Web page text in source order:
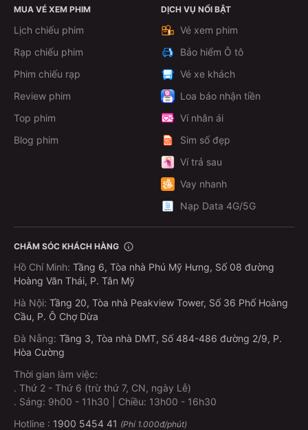
MUA VÉ XEM PHIM
Lịch chiếu phim
Rạp chiếu phim
Phim chiếu rạp
Review phim
Top phim
Blog phim
DỊCH VỤ NỔI BẬT
Vé xem phim
Bảo hiểm Ô tô
Vé xe khách
Loa báo nhận tiền
Ví nhân ái
Sim số đẹp
Ví trả sau
Vay nhanh
Nạp Data 4G/5G
CHĂM SÓC KHÁCH HÀNG
Hồ Chí Minh: Tầng 6, Tòa nhà Phú Mỹ Hưng, Số 08 đường
Hoàng Văn Thái, P. Tân Mỹ
Hà Nội: Tầng 20, Tòa nhà Peakview Tower, Số 36 Phố Hoàng
Cầu, P. Ô Chợ Dừa
Đà Nẵng: Tầng 3, Tòa nhà DMT, Số 484-486 đường 2/9, P.
Hòa Cường
Thời gian làm việc:
. Thứ 2 - Thứ 6 (trừ thứ 7, CN, ngày Lễ)
. Sáng: 9h00 - 11h30 | Chiều: 13h00 - 16h30
Hotline : 1900 5454 41 (Phí 1.000đ/phút)